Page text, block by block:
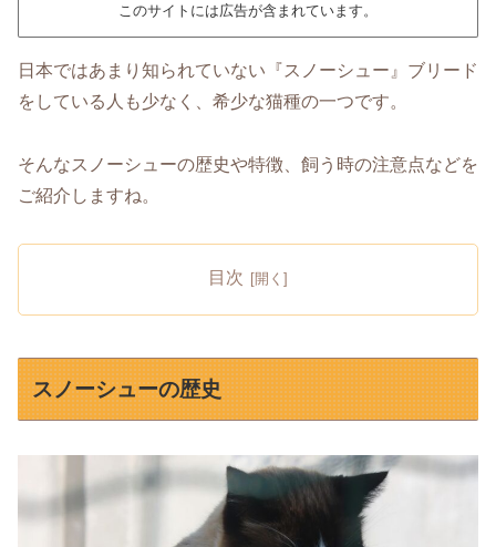
このサイトには広告が含まれています。
日本ではあまり知られていない『スノーシュー』ブリード
をしている人も少なく、希少な猫種の一つです。
そんなスノーシューの歴史や特徴、飼う時の注意点などを
ご紹介しますね。
目次
スノーシューの歴史